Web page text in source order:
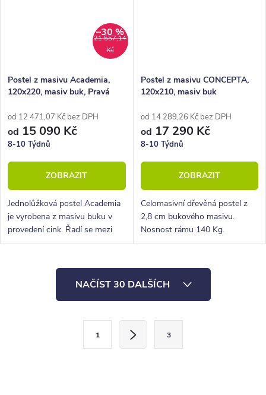
21 557,14
Kč
–30 %
Postel z masivu Academia,
120x220, masiv buk, Pravá
od 12 471,07 Kč bez DPH
od 15 090 Kč
8-10 Týdnů
ZOBRAZIT
Jednolůžková postel Academia
je vyrobena z masivu buku v
provedení cink. Řadí se mezi
kvalitní české výrobky
postele Academia oceníte
Postel z masivu CONCEPTA,
120x210, masiv buk
od 14 289,26 Kč bez DPH
od 17 290 Kč
8-10 Týdnů
ZOBRAZIT
Celomasivní dřevěná postel z
2,8 cm bukového masivu.
Nosnost rámu 140 Kg.
Povrchová úprava voskem
NAČÍST 30 DALŠÍCH
1 3